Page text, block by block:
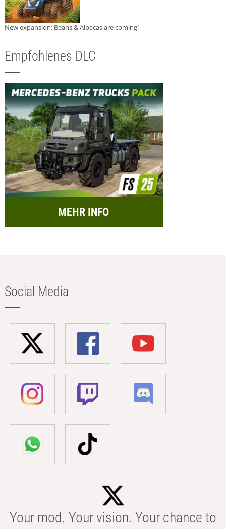
New expansion: Beans & Alpacas are coming!
Empfohlenes DLC
MEHR INFO
Social Media
Your mod. Your vision. Your chance to